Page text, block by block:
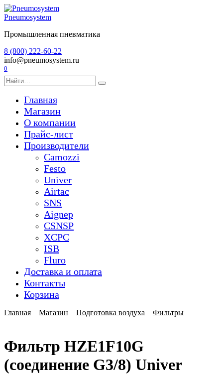
Перейти
к
Pneumosystem
Промышленная пневматика
8 (800) 222-60-22
info@pneumosystem.ru
0
Search
for:
Главная
Магазин
О компании
Прайс-лист
Производители
Camozzi
Festo
Univer
Airtac
SNS
Aignep
CSNSP
XCPC
ISB
Fluro
Доставка и оплата
Контакты
Корзина
Главная Магазин Подготовка воздуха Фильтры
Фильтр HZE1F10G
(соединение G3/8) Univer